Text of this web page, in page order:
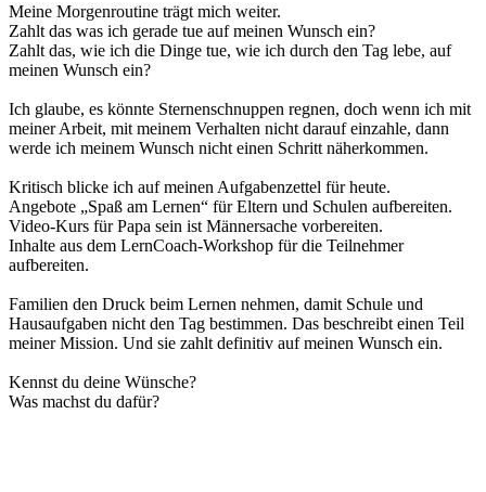
Meine Morgenroutine trägt mich weiter.
Zahlt das was ich gerade tue auf meinen Wunsch ein?
Zahlt das, wie ich die Dinge tue, wie ich durch den Tag lebe, auf
meinen Wunsch ein?
Ich glaube, es könnte Sternenschnuppen regnen, doch wenn ich mit
meiner Arbeit, mit meinem Verhalten nicht darauf einzahle, dann
werde ich meinem Wunsch nicht einen Schritt näherkommen.
Kritisch blicke ich auf meinen Aufgabenzettel für heute.
Angebote „Spaß am Lernen“ für Eltern und Schulen aufbereiten.
Video-Kurs für Papa sein ist Männersache vorbereiten.
Inhalte aus dem LernCoach-Workshop für die Teilnehmer
aufbereiten.
Familien den Druck beim Lernen nehmen, damit Schule und
Hausaufgaben nicht den Tag bestimmen. Das beschreibt einen Teil
meiner Mission. Und sie zahlt definitiv auf meinen Wunsch ein.
Kennst du deine Wünsche?
Was machst du dafür?